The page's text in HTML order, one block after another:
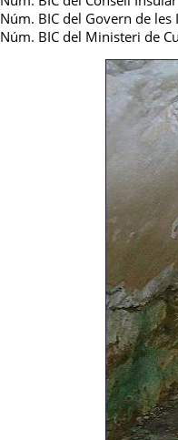
Núm. BIC del Govern de
Núm. BIC del Ministeri de